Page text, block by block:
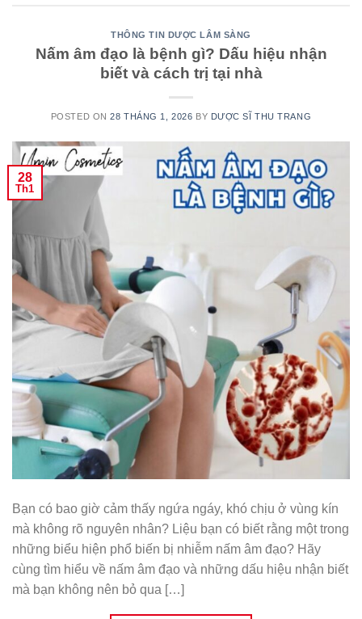
THÔNG TIN DƯỢC LÂM SÀNG
Nấm âm đạo là bệnh gì? Dấu hiệu nhận
biết và cách trị tại nhà
POSTED ON28 THÁNG 1, 2026 BY DƯỢC SĨ THU TRANG
28
Th1
Bạn có bao giờ cảm thấy ngứa ngáy, khó chịu ở vùng kín
mà không rõ nguyên nhân? Liệu bạn có biết rằng một trong
những biểu hiện phổ biến bị nhiễm nấm âm đạo? Hãy
cùng tìm hiểu về nấm âm đạo và những dấu hiệu nhận biết
mà bạn không nên bỏ qua […]